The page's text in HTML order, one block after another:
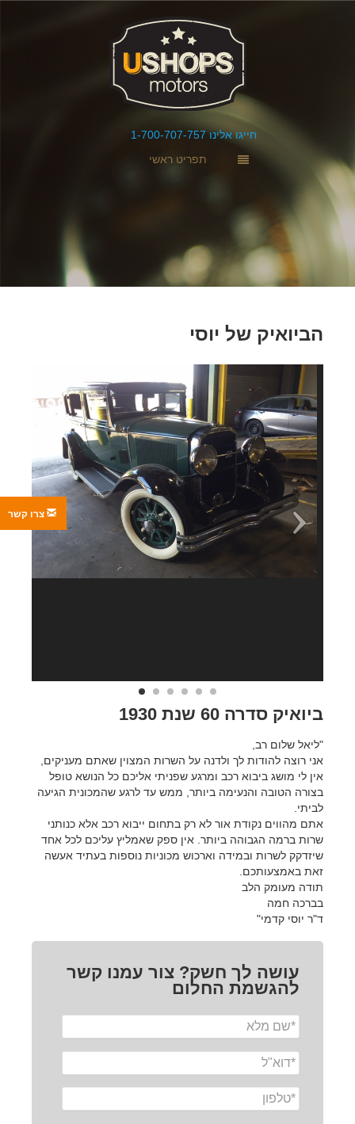
חייגו אלינו 1-700-707-757
תפריט ראשי
הביואיק של יוסי
ביואיק סדרה 60 שנת 1930
"ליאל שלום רב,
אני רוצה להודות לך ולדנה על השרות המצוין שאתם מעניקים,
אין לי מושג ביבוא רכב ומרגע שפניתי אליכם כל הנושא טופל
בצורה הטובה והנעימה ביותר, ממש עד לרגע שהמכונית הגיעה
לביתי.
אתם מהווים נקודת אור לא רק בתחום ייבוא רכב אלא כנותני
שרות ברמה הגבוהה ביותר. אין ספק שאמליץ עליכם לכל אחד
שיזדקק לשרות ובמידה וארכוש מכוניות נוספות בעתיד אעשה
זאת באמצעותכם.
תודה מעומק הלב
בברכה חמה
ד"ר יוסי קדמי"
עושה לך חשק? צור עמנו קשר
להגשמת החלום
צרו קשר